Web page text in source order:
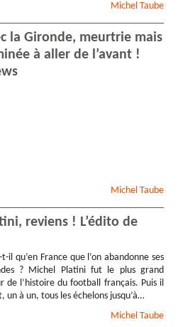
Michel Taube
la Gironde, meurtrie mais
à aller de l’avant !
Michel Taube
reviens ! L’édito de
t-il qu’en France que l’on abandonne ses
? Michel Platini fut le plus grand
de l’histoire du football français. Puis il
un à un, tous les échelons jusqu’à…
Michel Taube